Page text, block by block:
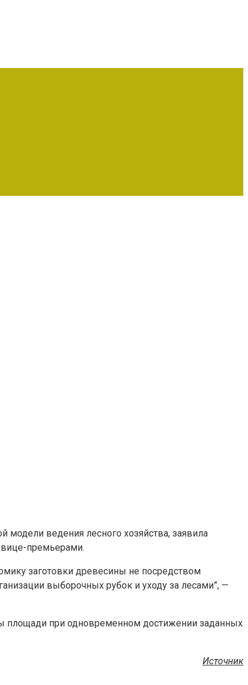
модели ведения лесного хозяйства, заявила
премьерами.
заготовки древесины не посредством
выборочных рубок и уходу за лесами”, —
площади при одновременном достижении заданных
Источник